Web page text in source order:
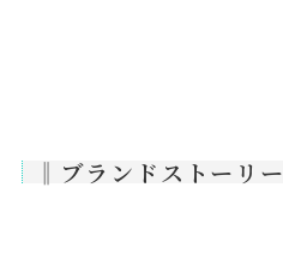
‖ブランドストーリー